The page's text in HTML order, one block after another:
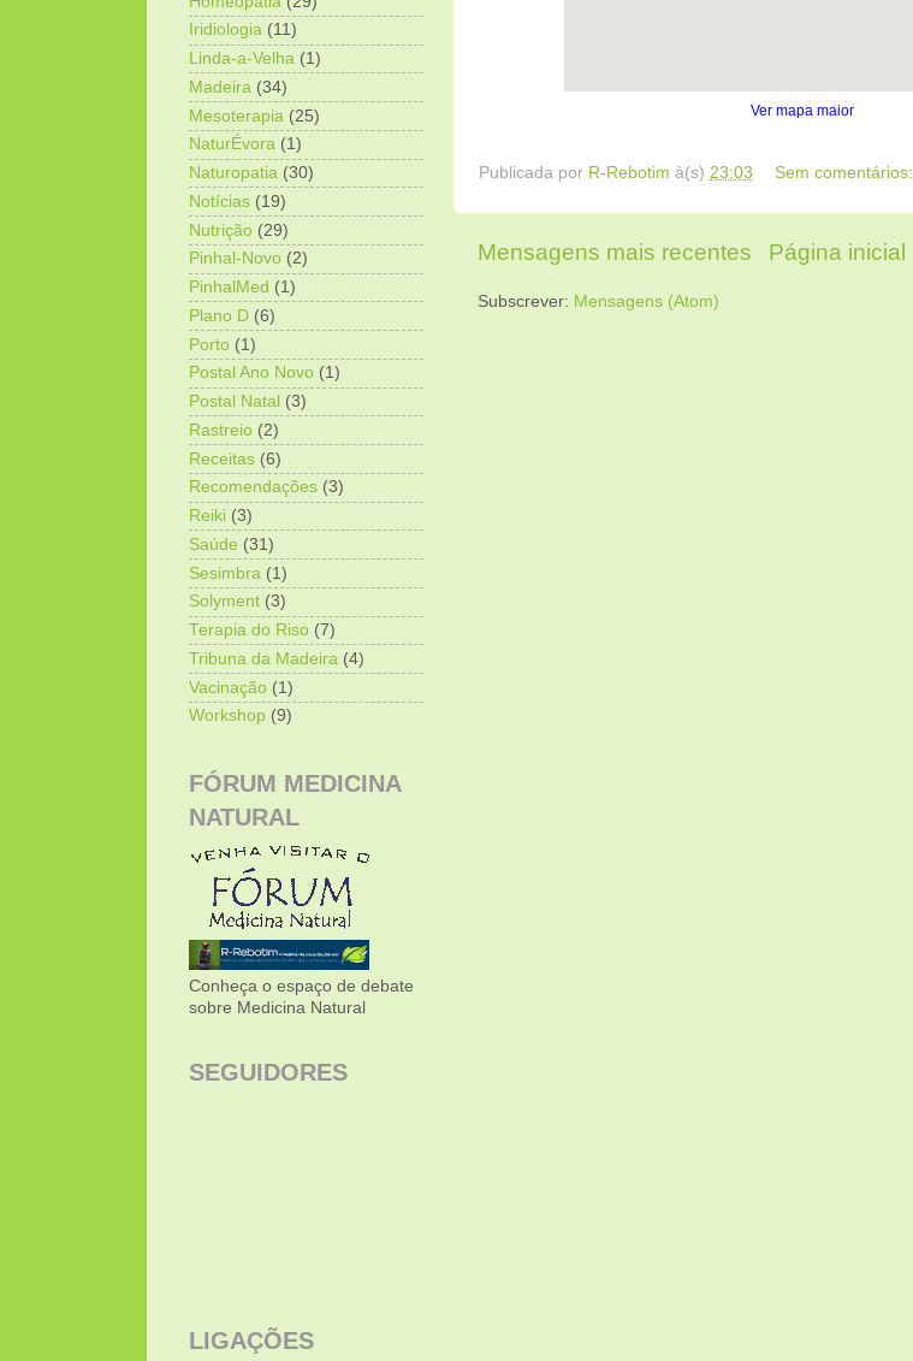
Ver mapa maior
Publicada por R-Rebotim à(s) 23:03 Sem comentários:
Mensagens mais recentes Página inicial
Subscrever: Mensagens (Atom)
Iridiologia (11)
Linda-a-Velha (1)
Madeira (34)
Mesoterapia (25)
NaturÉvora (1)
Naturopatia (30)
Notícias (19)
Nutrição (29)
Pinhal-Novo (2)
PinhalMed (1)
Plano D (6)
Porto (1)
Postal Ano Novo (1)
Postal Natal (3)
Rastreio (2)
Receitas (6)
Recomendações (3)
Reiki (3)
Saúde (31)
Sesimbra (1)
Solyment (3)
Terapia do Riso (7)
Tribuna da Madeira (4)
Vacinação (1)
Workshop (9)
FÓRUM MEDICINA
NATURAL
Conheça o espaço de debate
sobre Medicina Natural
SEGUIDORES
LIGAÇÕES